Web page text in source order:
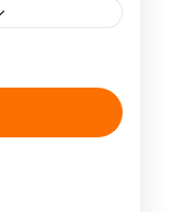
Aires
Diarias
TM